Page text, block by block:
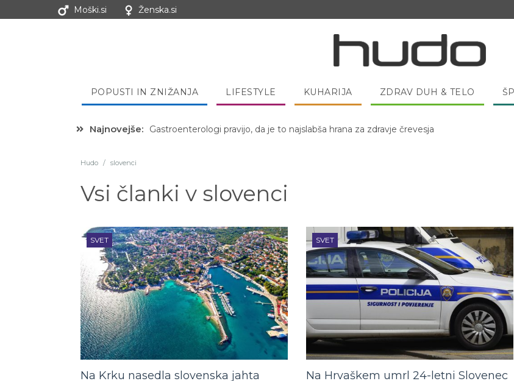
Moški.si Ženska.si
POPUSTI IN ZNIŽANJA LIFESTYLE KUHARIJA ZDRAV DUH & TELO
Najnovejše: Hibernacijska dieta: Zakaj je pred spanjem dobro pojesti žlico medu?
Hudo / slovenci
Vsi članki v slovenci
SVET
Na Krku nasedla slovenska jahta
SVET
Na Hrvaškem umrl 24-letni Slovenec